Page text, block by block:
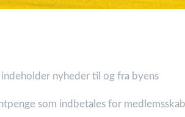
nyheder til og fra byens
som indbetales for medlemsskab